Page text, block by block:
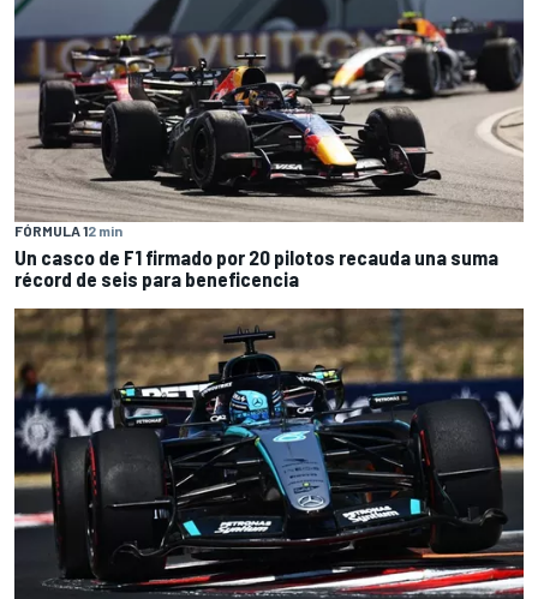
FÓRMULA 12 min
Un casco de F1 firmado por 20 pilotos recauda una suma
récord de seis para beneficencia